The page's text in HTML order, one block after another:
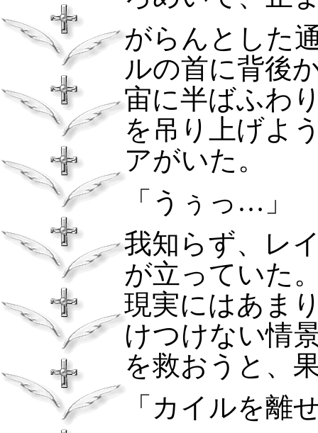
がらんとした
ルの首に背後
宙に半ばふわ
を吊り上げよ
アがいた。
「うぅっ…」
我知らず、レ
が立っていた
現実にはあま
けつけない情
を救おうと、
「カイルを離